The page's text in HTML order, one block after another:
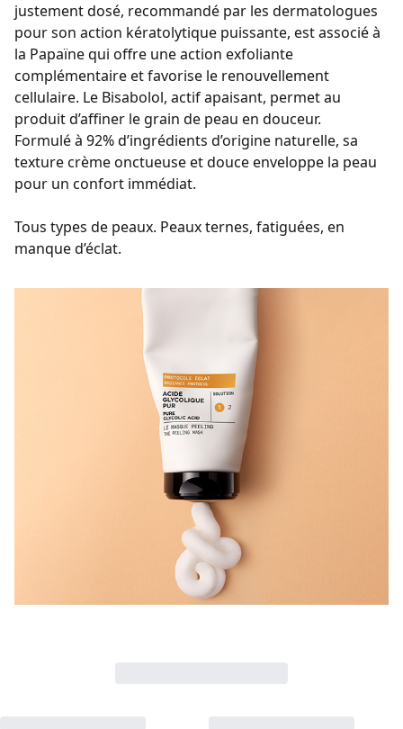
justement dosé, recommandé par les dermatologues
pour son action kératolytique puissante, est associé à
la Papaïne qui offre une action exfoliante
complémentaire et favorise le renouvellement
cellulaire. Le Bisabolol, actif apaisant, permet au
produit d’affiner le grain de peau en douceur.
Formulé à 92% d’ingrédients d’origine naturelle, sa
texture crème onctueuse et douce enveloppe la peau
pour un confort immédiat.
Tous types de peaux. Peaux ternes, fatiguées, en
manque d’éclat.